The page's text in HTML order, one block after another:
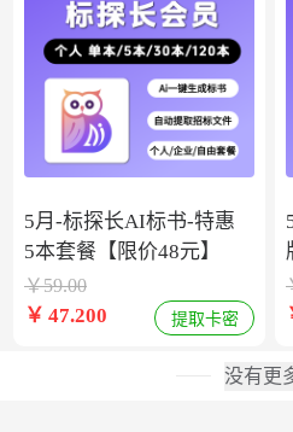
5月-标探长AI标书-特惠
5本套餐【限价48元】
￥59.00
￥ 47.200 提取卡密
没有更